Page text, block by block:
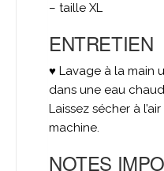
– taille XL
ENTRETIEN
♥ Lavage à la main
dans une eau
Laissez sécher à
machine.
NOTES